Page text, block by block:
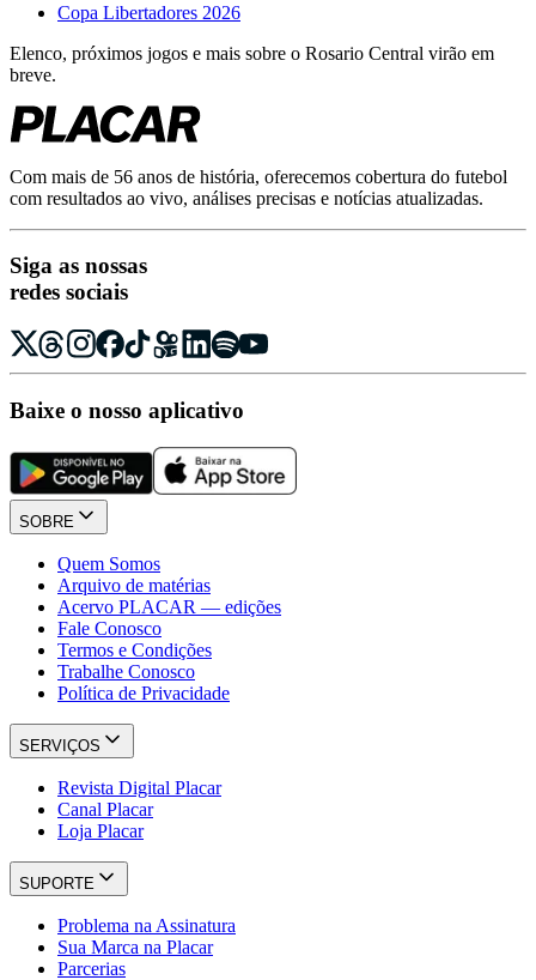
Copa Libertadores 2026
Elenco, próximos jogos e mais sobre o Rosario Central virão em
breve.
Com mais de 56 anos de história, oferecemos cobertura do futebol
com resultados ao vivo, análises precisas e notícias atualizadas.
Siga as nossas
redes sociais
Baixe o nosso aplicativo
SOBRE
Quem Somos
Arquivo de matérias
Acervo PLACAR — edições
Fale Conosco
Termos e Condições
Trabalhe Conosco
Política de Privacidade
SERVIÇOS
Revista Digital Placar
Canal Placar
Loja Placar
SUPORTE
Problema na Assinatura
Sua Marca na Placar
Parcerias